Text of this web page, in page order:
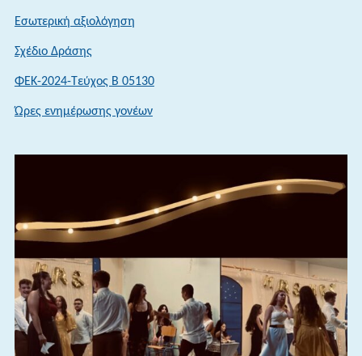
Εσωτερική αξιολόγηση
Σχέδιο Δράσης
ΦΕΚ-2024-Τεύχος Β 05130
Ώρες ενημέρωσης γονέων